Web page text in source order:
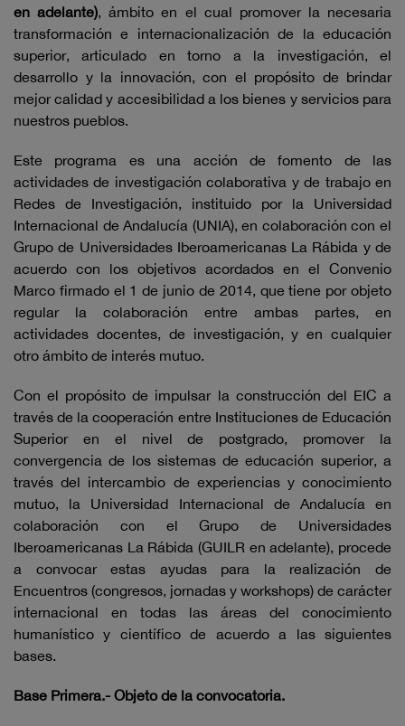
en adelante), ámbito en el cual promover la necesaria
transformación e internacionalización de la educación
superior, articulado en torno a la investigación, el
desarrollo y la innovación, con el propósito de brindar
mejor calidad y accesibilidad a los bienes y servicios para
nuestros pueblos.
Este programa es una acción de fomento de las
actividades de investigación colaborativa y de trabajo en
Redes de Investigación, instituido por la Universidad
Internacional de Andalucía (UNIA), en colaboración con el
Grupo de Universidades Iberoamericanas La Rábida y de
acuerdo con los objetivos acordados en el Convenio
Marco firmado el 1 de junio de 2014, que tiene por objeto
regular la colaboración entre ambas partes, en
actividades docentes, de investigación, y en cualquier
otro ámbito de interés mutuo.
Con el propósito de impulsar la construcción del EIC a
través de la cooperación entre Instituciones de Educación
Superior en el nivel de postgrado, promover la
convergencia de los sistemas de educación superior, a
través del intercambio de experiencias y conocimiento
mutuo, la Universidad Internacional de Andalucía en
colaboración con el Grupo de Universidades
Iberoamericanas La Rábida (GUILR en adelante), procede
a convocar estas ayudas para la realización de
Encuentros (congresos, jornadas y workshops) de carácter
internacional en todas las áreas del conocimiento
humanístico y científico de acuerdo a las siguientes
bases.
Base Primera.- Objeto de la convocatoria.